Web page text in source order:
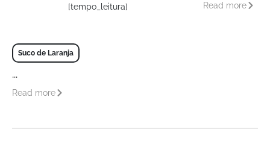
[tempo_leitura] Read more
Suco de Laranja
...
Read more